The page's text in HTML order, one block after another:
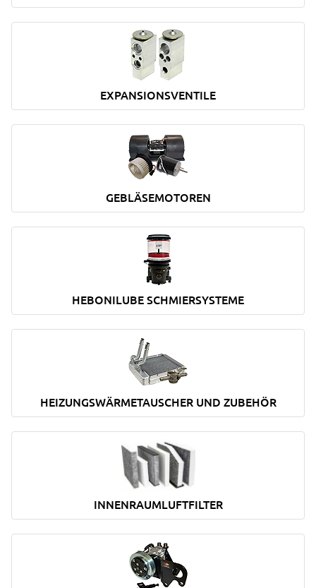
EXPANSIONSVENTILE
GEBLÄSEMOTOREN
HEBONILUBE SCHMIERSYSTEME
HEIZUNGSWÄRMETAUSCHER UND ZUBEHÖR
INNENRAUMLUFTFILTER